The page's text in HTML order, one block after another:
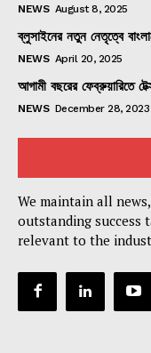
NEWS August 8, 2025
ব্লুসাইনের নতুন নেতৃত্বে
NEWS April 20, 2025
আগামী বছরের ফেব্রুয়ারিতে
NEWS December 28, 2023
We maintain all
outstanding success
relevant to the